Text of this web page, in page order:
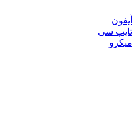
تایپ سی